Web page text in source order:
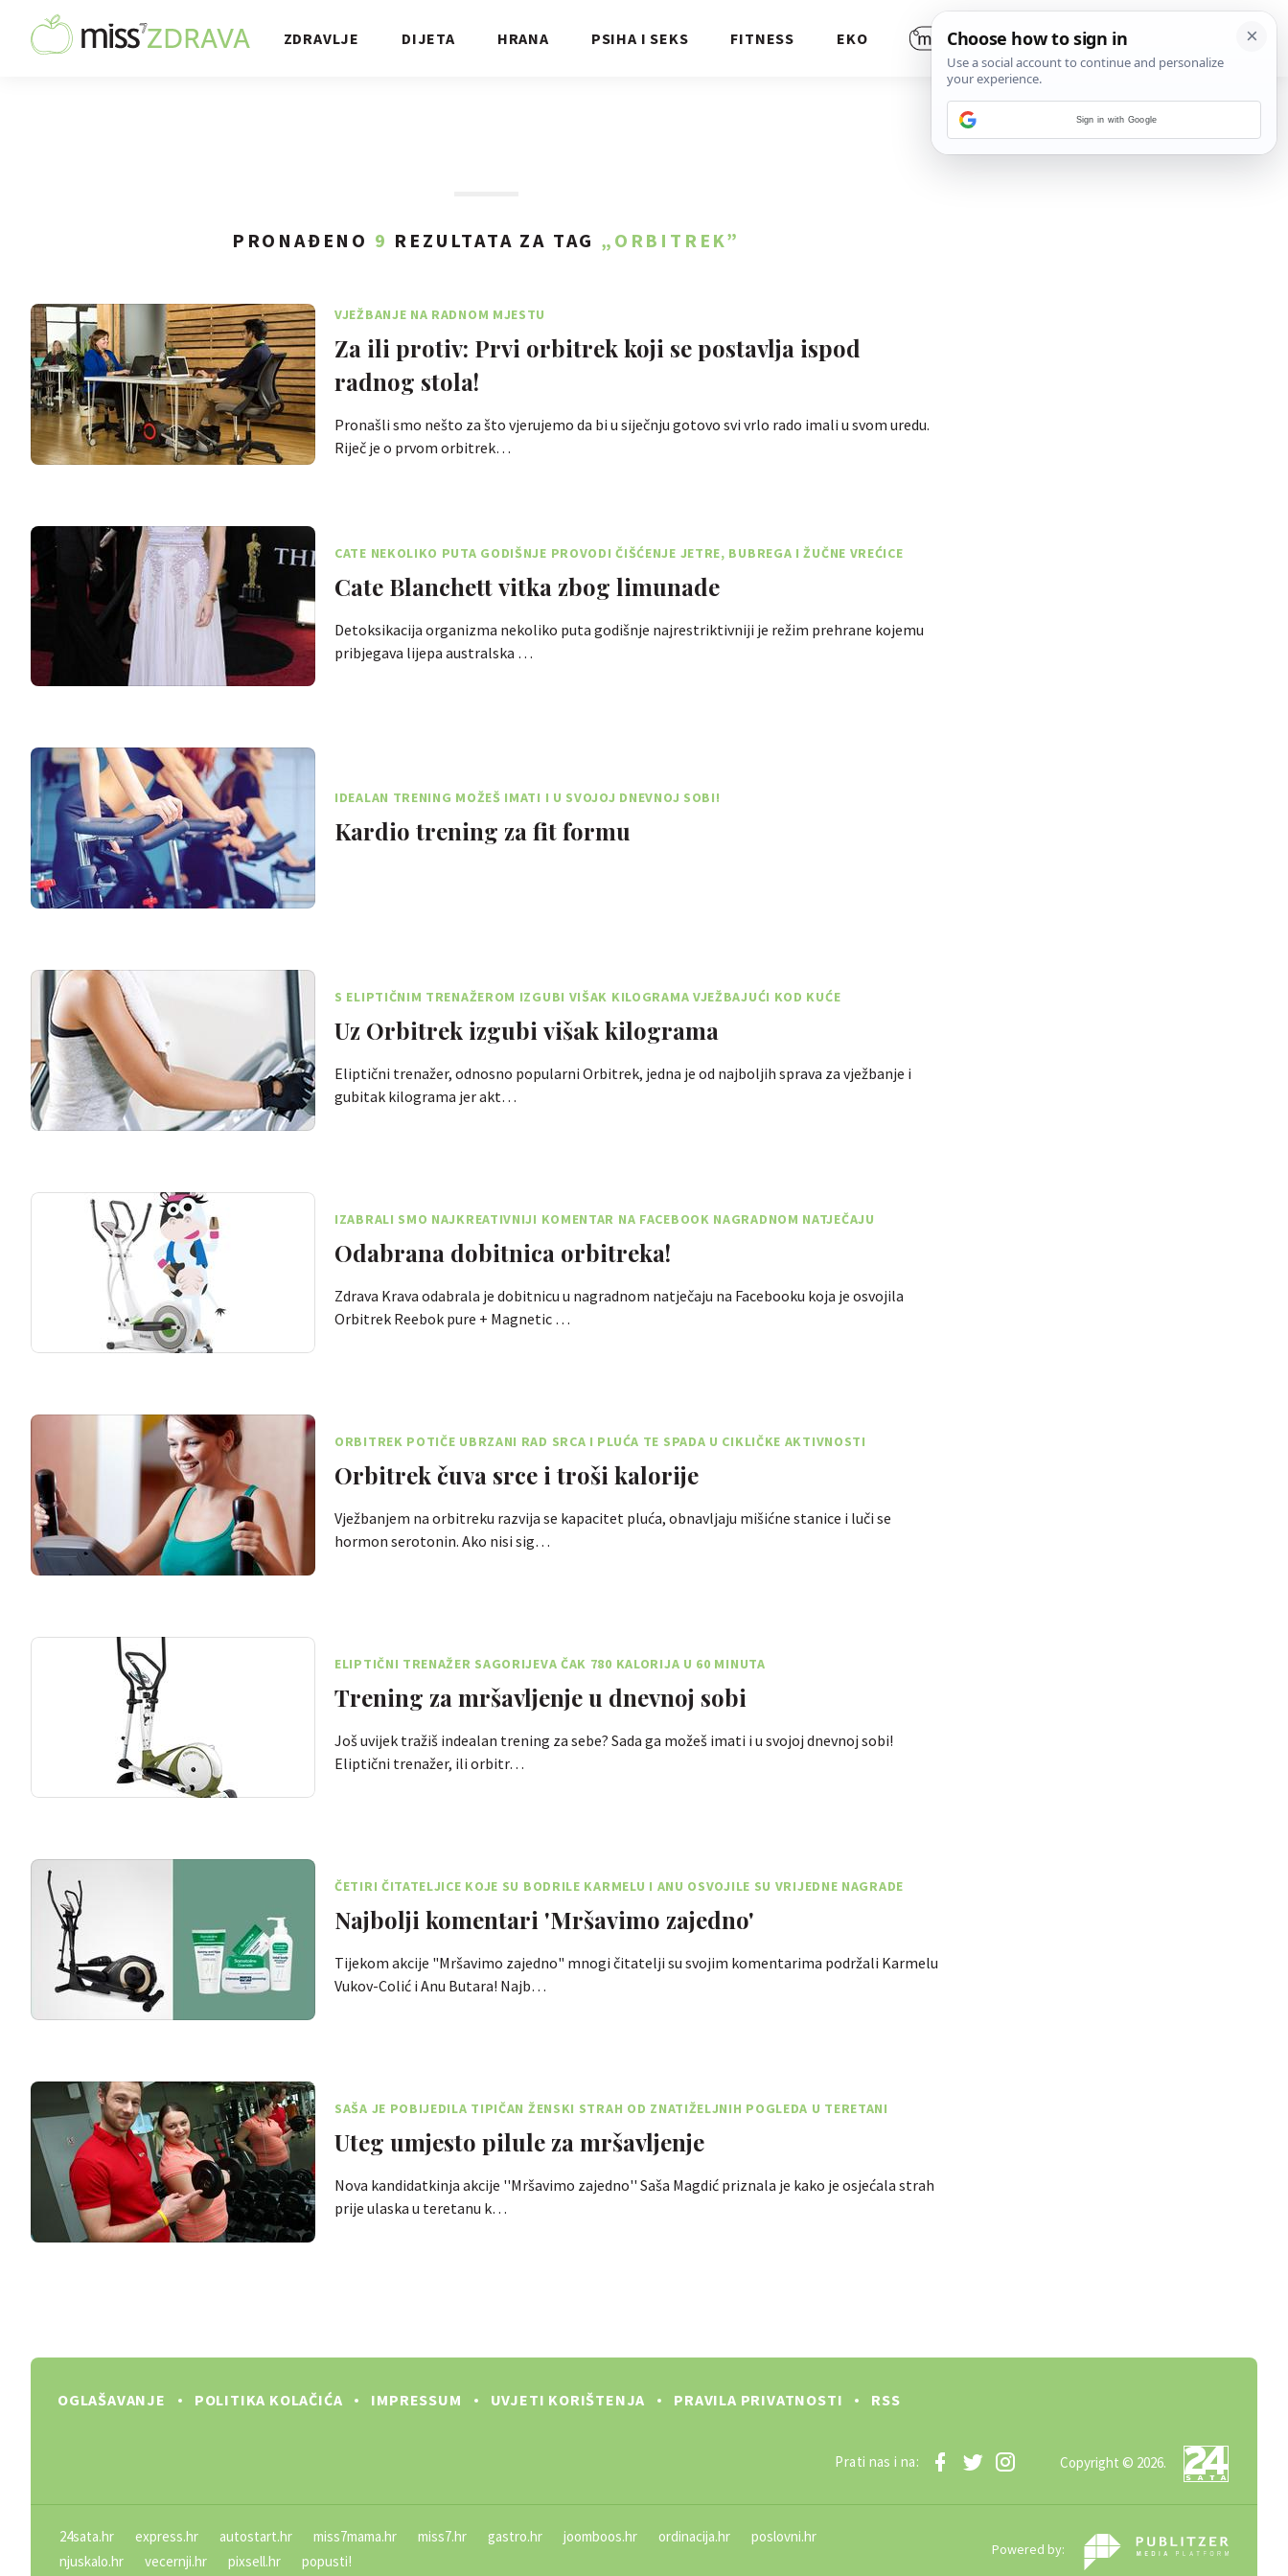
ZDRAVLJE DIJETA HRANA PSIHA I SEKS FITNESS EKO
PRONAĐENO 9 REZULTATA ZA TAG „ORBITREK”
VJEŽBANJE NA RADNOM MJESTU
Za ili protiv: Prvi orbitrek koji se postavlja ispod
radnog stola!
Pronašli smo nešto za što vjerujemo da bi u siječnju gotovo svi vrlo rado imali u svom uredu.
Riječ je o prvom orbitrek…
CATE NEKOLIKO PUTA GODIŠNJE PROVODI ČIŠĆENJE JETRE, BUBREGA I ŽUČNE VREĆICE
Cate Blanchett vitka zbog limunade
Detoksikacija organizma nekoliko puta godišnje najrestriktivniji je režim prehrane kojemu
pribjegava lijepa australska …
IDEALAN TRENING MOŽEŠ IMATI I U SVOJOJ DNEVNOJ SOBI!
Kardio trening za fit formu
S ELIPTIČNIM TRENAŽEROM IZGUBI VIŠAK KILOGRAMA VJEŽBAJUĆI KOD KUĆE
Uz Orbitrek izgubi višak kilograma
Eliptični trenažer, odnosno popularni Orbitrek, jedna je od najboljih sprava za vježbanje i
gubitak kilograma jer akt…
IZABRALI SMO NAJKREATIVNIJI KOMENTAR NA FACEBOOK NAGRADNOM NATJEČAJU
Odabrana dobitnica orbitreka!
Zdrava Krava odabrala je dobitnicu u nagradnom natječaju na Facebooku koja je osvojila
Orbitrek Reebok pure + Magnetic …
ORBITREK POTIČE UBRZANI RAD SRCA I PLUĆA TE SPADA U CIKLIČKE AKTIVNOSTI
Orbitrek čuva srce i troši kalorije
Vježbanjem na orbitreku razvija se kapacitet pluća, obnavljaju mišićne stanice i luči se
hormon serotonin. Ako nisi sig…
ELIPTIČNI TRENAŽER SAGORIJEVA ČAK 780 KALORIJA U 60 MINUTA
Trening za mršavljenje u dnevnoj sobi
Još uvijek tražiš indealan trening za sebe? Sada ga možeš imati i u svojoj dnevnoj sobi!
Eliptični trenažer, ili orbitr…
ČETIRI ČITATELJICE KOJE SU BODRILE KARMELU I ANU OSVOJILE SU VRIJEDNE NAGRADE
Najbolji komentari 'Mršavimo zajedno'
Tijekom akcije "Mršavimo zajedno" mnogi čitatelji su svojim komentarima podržali Karmelu
Vukov-Colić i Anu Butara! Najb…
SAŠA JE POBIJEDILA TIPIČAN ŽENSKI STRAH OD ZNATIŽELJNIH POGLEDA U TERETANI
Uteg umjesto pilule za mršavljenje
Nova kandidatkinja akcije ''Mršavimo zajedno'' Saša Magdić priznala je kako je osjećala strah
prije ulaska u teretanu k…
OGLAŠAVANJE POLITIKA KOLAČIĆA IMPRESSUM UVJETI KORIŠTENJA PRAVILA PRIVATNOSTI RSS
Prati nas i na: Copyright © 2026.
24sata.hr express.hr autostart.hr miss7mama.hr miss7.hr gastro.hr joomboos.hr ordinacija.hr
poslovni.hr
njuskalo.hr
vecernji.hr pixsell.hr popusti!
Powered by:
Sign in with Google